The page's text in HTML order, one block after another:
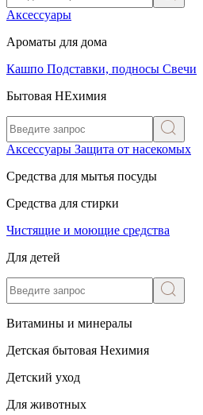
Аксессуары
Ароматы для дома
Кашпо Подставки, подносы Свечи
Бытовая НЕхимия
Аксессуары Защита от насекомых
Средства для мытья посуды
Средства для стирки
Чистящие и моющие средства
Для детей
Витамины и минералы
Детская бытовая Нехимия
Детский уход
Для животных